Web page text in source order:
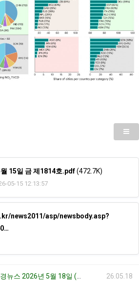
15일 금 제1814호.pdf(472.7K)
05-15 12:13:57
news2011/asp/newsbody.asp?
26.05.18